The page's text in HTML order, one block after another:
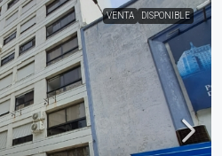
VENTA DISPONIBLE